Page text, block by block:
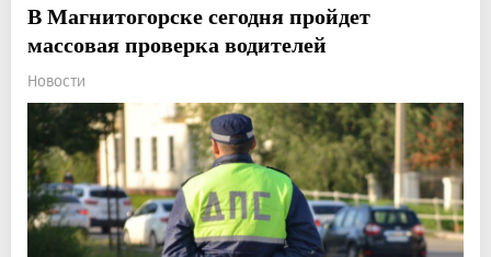
В Магнитогорске сегодня пройдет
массовая проверка водителей
Новости